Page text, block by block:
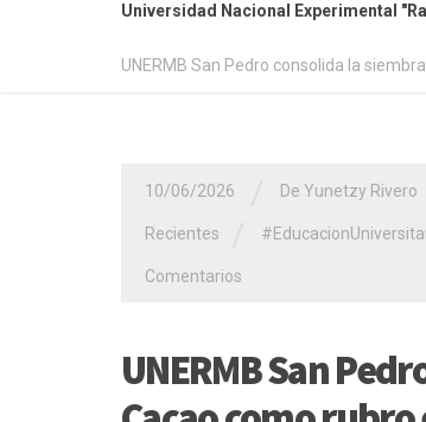
Universidad Nacional Experimental
UNERMB San Pedro consolida la
10/06/2026 De Yunetzy Rivero
Recientes
Comentarios
UNERMB San